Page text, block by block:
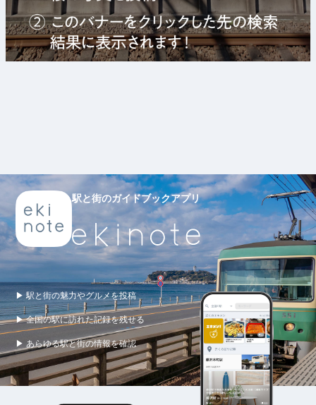
駅と街のガイドブックアプリ
▶ 駅と街の魅力やグルメを投稿
▶ 全国の駅に訪れた記録を残せる
▶ あらゆる駅と街の情報を確認